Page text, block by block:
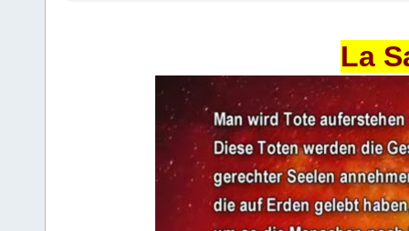
La